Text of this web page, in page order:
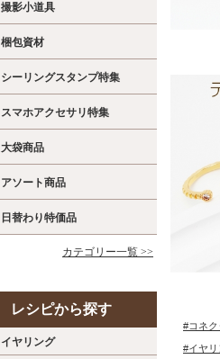
撮影小道具
梱包資材
シーリングスタンプ特集
スマホアクセサリ特集
大袋商品
アソート商品
日替わり特価品
カテゴリー一覧 >>
レシピから探す
イヤリング
#コネ
#イヤリ